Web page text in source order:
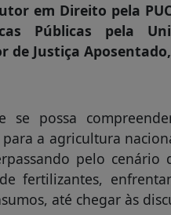
em Direito pela
Públicas pela
de Justiça
se possa
a agricultura
pelo
fertilizantes,
até chegar às